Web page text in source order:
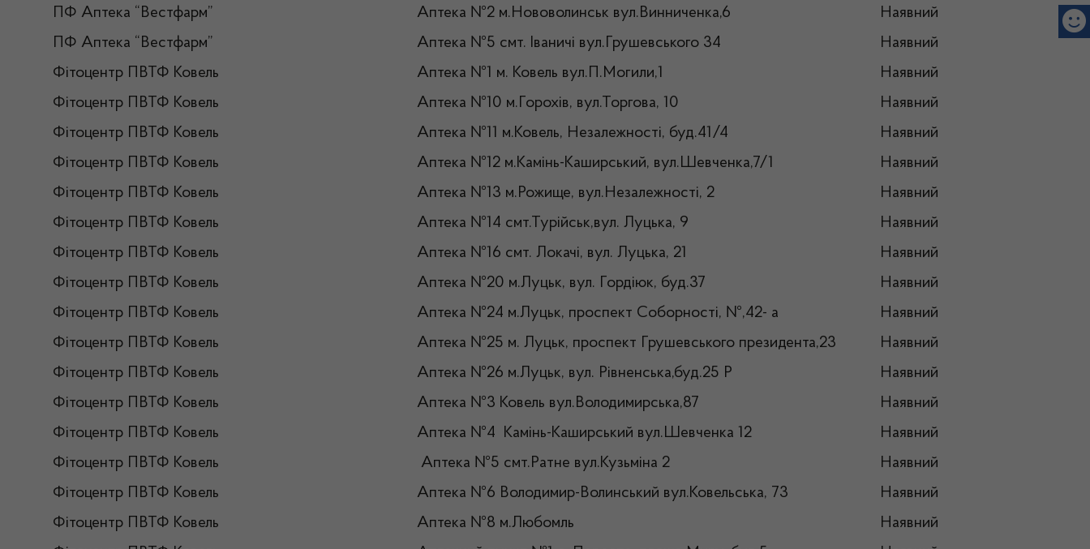
ПФ Аптека “Вестфарм”
Аптека №2 м.Нововолинськ вул.Винниченка,6
Наявний
ПФ Аптека “Вестфарм”
Аптека №5 смт. Іваничі вул.Грушевського 34
Наявний
Фітоцентр ПВТФ Ковель
Аптека №1 м. Ковель вул.П.Могили,1
Наявний
Фітоцентр ПВТФ Ковель
Аптека №10 м.Горохів, вул.Торгова, 10
Наявний
Фітоцентр ПВТФ Ковель
Аптека №11 м.Ковель, Незалежності, буд.41/4
Наявний
Фітоцентр ПВТФ Ковель
Аптека №12 м.Камінь-Каширський, вул.Шевченка,7/1
Наявний
Фітоцентр ПВТФ Ковель
Аптека №13 м.Рожище, вул.Незалежності, 2
Наявний
Фітоцентр ПВТФ Ковель
Аптека №14 смт.Турійськ,вул. Луцька, 9
Наявний
Фітоцентр ПВТФ Ковель
Аптека №16 смт. Локачі, вул. Луцька, 21
Наявний
Фітоцентр ПВТФ Ковель
Аптека №20 м.Луцьк, вул. Гордіюк, буд.37
Наявний
Фітоцентр ПВТФ Ковель
Аптека №24 м.Луцьк, проспект Соборності, №,42- а
Наявний
Фітоцентр ПВТФ Ковель
Аптека №25 м. Луцьк, проспект Грушевського президента,23
Наявний
Фітоцентр ПВТФ Ковель
Аптека №26 м.Луцьк, вул. Рівненська,буд.25 Р
Наявний
Фітоцентр ПВТФ Ковель
Аптека №3 Ковель вул.Володимирська,87
Наявний
Фітоцентр ПВТФ Ковель
Аптека №4 Камінь-Каширський вул.Шевченка 12
Наявний
Фітоцентр ПВТФ Ковель
Аптека №5 смт.Ратне вул.Кузьміна 2
Наявний
Фітоцентр ПВТФ Ковель
Аптека №6 Володимир-Волинський вул.Ковельська, 73
Наявний
Фітоцентр ПВТФ Ковель
Аптека №8 м.Любомль
Наявний